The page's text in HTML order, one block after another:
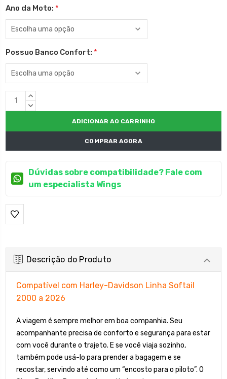
Ano da Moto: *
Possuo Banco Confort: *
EstoqueQUANTIDADE
CRESCENTE:
QUANTIDADE
COMPRAR AGORA
Dúvidas sobre compatibilidade? Fale com
um especialista Wings
Descrição do Produto
Compatível com Harley-Davidson Linha Softail
2000 a 2026
A viagem é sempre melhor em boa companhia. Seu
acompanhante precisa de conforto e segurança para estar
com você durante o trajeto. E se você viaja sozinho,
também pode usá-lo para prender a bagagem e se
recostar, servindo até como um “encosto para o piloto”. O